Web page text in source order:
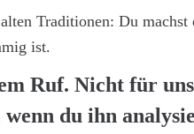
Traditionen: Du machst
ist.
Ruf. Nicht für
du ihn